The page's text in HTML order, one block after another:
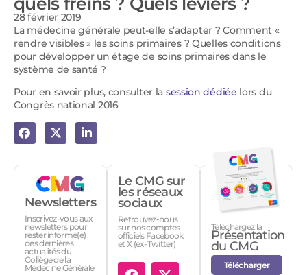
28 février 2019
La médecine générale peut-elle s’adapter ? Comment «
rendre visibles » les soins primaires ? Quelles conditions
pour développer un étage de soins primaires dans le
système de santé ?
Pour en savoir plus, consulter la session dédiée lors du
Congrès national 2016
Newsletters
Inscrivez-vous aux
newsletters pour
rester informé(e)
des dernières
actualités du
Collège de la
Médecine Générale
Le CMG sur
les réseaux
sociaux
Retrouvez-nous
sur nos comptes
officiels Facebook
et X (ex-Twitter)
Téléchargez la
Présentation
du CMG
Télécharger